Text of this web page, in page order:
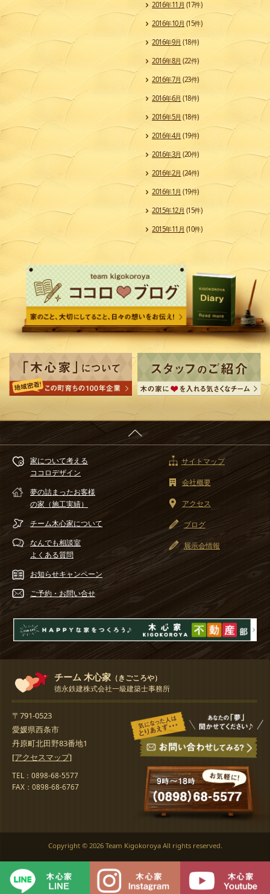
2016年11月 (17件)
2016年10月(15件)
2016年9月 (18件)
2016年8月 (22件)
2016年7月 (23件)
2016年6月 (18件)
2016年5月 (18件)
2016年4月 (19件)
2016年3月 (20件)
2016年2月 (24件)
2016年1月 (19件)
2015年12月 (15件)
2015年11月 (10件)
家について考える
ココロデザイン
夢の詰まったお客様
の家（施工実績）
チーム木心家について
なんでも相談室
よくある質問
お知らせキャンペーン
ご予約・ お問い合せ
サイトマップ
会社概要
アクセス
ブログ
展示会情報
チーム 木心家 （きごころや）
徳永鉄建株式会社一級建築士事務所
〒791-0523
愛媛県西条市
丹原町北田野83番地1
[アクセスマップ]
TEL：0898-68-5577
FAX：0898-68-6767
Copyright © 2026 Team Kigokoroya All rights reserved.